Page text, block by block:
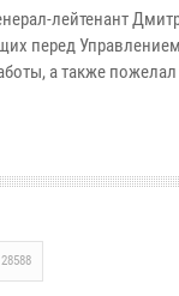
лейтенант
перед
а также
28588